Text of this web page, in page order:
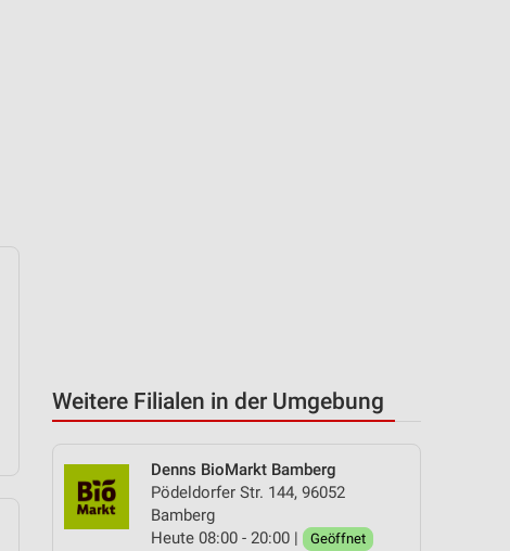
Weitere Filialen in der Umgebung
Denns BioMarkt Bamberg
Pödeldorfer Str. 144, 96052
Bamberg
Heute 08:00 - 20:00 |
Geöffnet